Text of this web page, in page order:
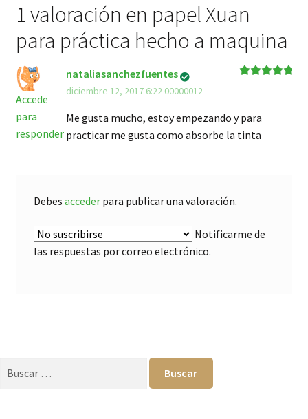
1 valoración en papel Xuan
para práctica hecho a maquina
nataliasanchezfuentes
diciembre 12, 2017 6:22 00000012
Me gusta mucho, estoy empezando y para
practicar me gusta como absorbe la tinta
Accede
para
responder
Debes accederpara publicar una valoración.
Notificarme de
las respuestas por correo electrónico.